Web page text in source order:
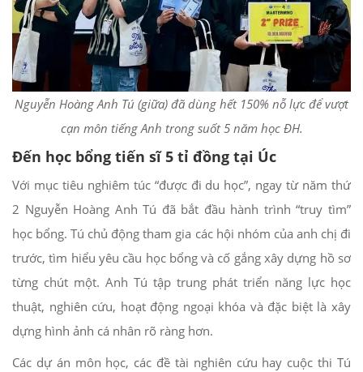
Nguyễn Hoàng Anh Tú (giữa) đã dùng hết 150% nỗ lực để vượt
cạn môn tiếng Anh trong suốt 5 năm học ĐH.
Đến học bổng tiến sĩ 5 tỉ đồng tại Úc
Với mục tiêu nghiêm túc “được đi du học”, ngay từ năm thứ
2 Nguyễn Hoàng Anh Tú đã bắt đầu hành trình “truy tìm”
học bổng. Tú chủ động tham gia các hội nhóm của anh chị đi
trước, tìm hiểu yêu cầu học bổng và cố gắng xây dựng hồ sơ
từng chút một. Anh Tú tập trung phát triển năng lực học
thuật, nghiên cứu, hoạt động ngoại khóa và đặc biệt là xây
dựng hình ảnh cá nhân rõ ràng hơn.
Các dự án môn học, các đề tài nghiên cứu hay cuộc thi Tú